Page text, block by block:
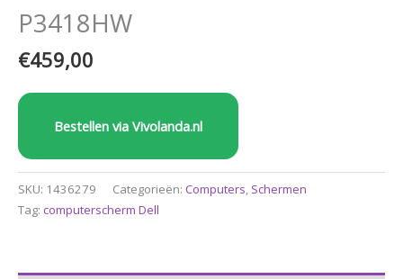
P3418HW
€459,00
Bestellen via Vivolanda.nl
SKU: 1436279 Categorieën: Computers, Schermen
Tag: computerscherm Dell